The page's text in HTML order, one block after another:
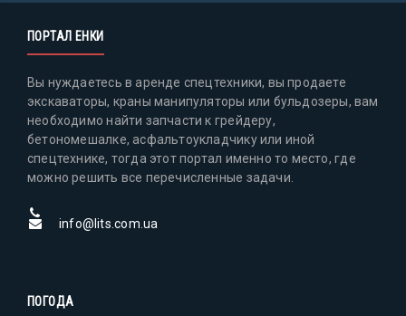
ПОРТАЛ ЕНКИ
Вы нуждаетесь в аренде спецтехники, вы продаете
экскаваторы, краны манипуляторы или бульдозеры, вам
необходимо найти запчасти к грейдеру,
бетономешалке, асфальтоукладчику или иной
спецтехнике, тогда этот портал именно то место, где
можно решить все перечисленные задачи.
info@lits.com.ua
ПОГОДА